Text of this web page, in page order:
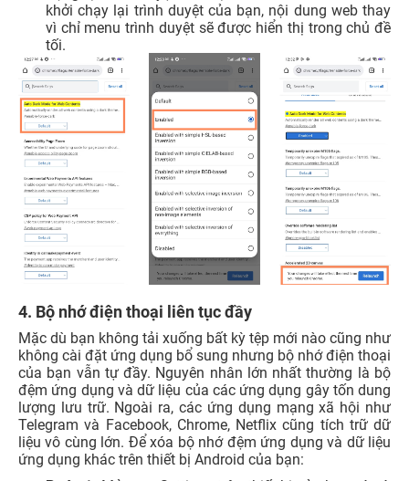
khởi chạy lại trình duyệt của bạn, nội dung web thay
vì chỉ menu trình duyệt sẽ được hiển thị trong chủ đề
tối.
4. Bộ nhớ điện thoại liên tục đầy
Mặc dù bạn không tải xuống bất kỳ tệp mới nào cũng như
không cài đặt ứng dụng bổ sung nhưng bộ nhớ điện thoại
của bạn vẫn tự đầy. Nguyên nhân lớn nhất thường là bộ
đệm ứng dụng và dữ liệu của các ứng dụng gây tốn dung
lượng lưu trữ. Ngoài ra, các ứng dụng mạng xã hội như
Telegram và Facebook, Chrome, Netflix cũng tích trữ dữ
liệu vô cùng lớn. Để xóa bộ nhớ đệm ứng dụng và dữ liệu
ứng dụng khác trên thiết bị Android của bạn: